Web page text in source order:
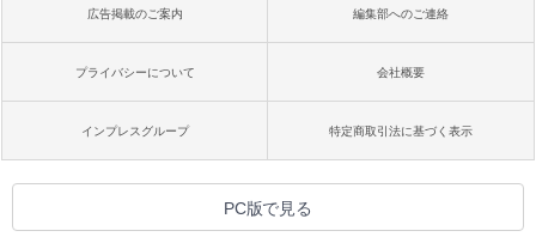
広告掲載のご案内 編集部へのご連絡
プライバシーについて 会社概要
インプレスグループ 特定商取引法に基づく表示
PC版で見る